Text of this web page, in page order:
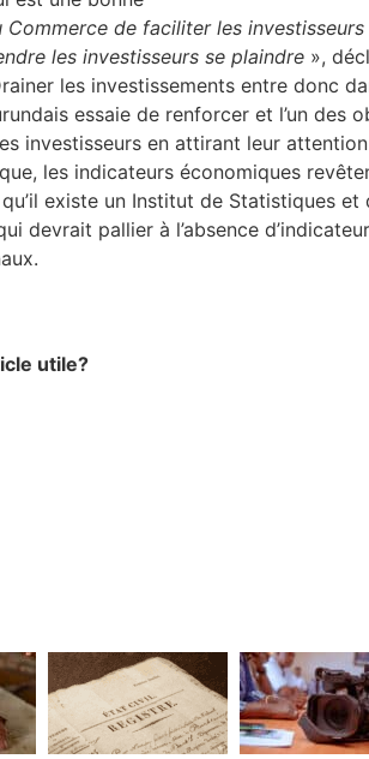
Commerce de faciliter les
les investisseurs se plaindre »,
les investissements entre donc
essaie de renforcer et l’un des
investisseurs en attirant leur
les indicateurs économiques
existe un Institut de Statistiques et
devrait pallier à l’absence
utile?